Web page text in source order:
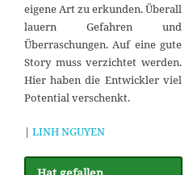
eigene Art zu erkunden. Überall
lauern Gefahren und
Überraschungen. Auf eine gute
Story muss verzichtet werden.
Hier haben die Entwickler viel
Potential verschenkt.
| LINH NGUYEN